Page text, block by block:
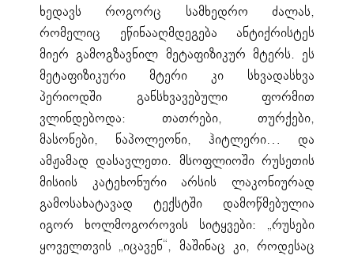
ხედავს როგორც სამხედრო ძალას,
რომელიც ეწინააღმდეგება ანტიქრისტეს
მიერ გამოგზავნილ მეტაფიზიკურ მტერს. ეს
მეტაფიზიკური მტერი კი სხვადასხვა
პერიოდში განსხვავებული ფორმით
ვლინდებოდა: თათრები, თურქები,
მასონები, ნაპოლეონი, ჰიტლერი… და
ამჟამად დასავლეთი. მსოფლიოში რუსეთის
მისიის კატეხონური არსის ლაკონიურად
გამოსახატავად ტექსტში დამოწმებულია
იგორ ხოლმოგოროვის სიტყვები: „რუსები
ყოველთვის „იცავენ“, მაშინაც კი, როდესაც